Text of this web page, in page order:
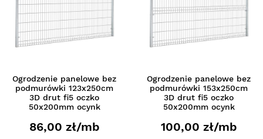
Ogrodzenie panelowe bez
podmurówki 123x250cm
3D drut fi5 oczko
50x200mm ocynk
86,00 zł/mb
Ogrodzenie panelowe bez
podmurówki 153x250cm
3D drut fi5 oczko
50x200mm ocynk
100,00 zł/mb